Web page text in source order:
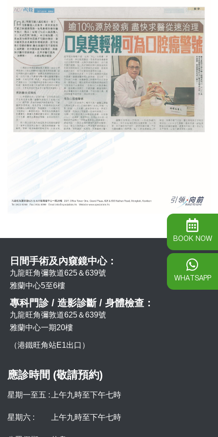
日間手術及內窺鏡中心：
九龍旺角彌敦道625＆639號
雅蘭中心5至6樓
專科門診 / 造影診斷 / 身體檢查：
九龍旺角彌敦道625＆639號
雅蘭中心一期20樓
（港鐵旺角站E1出口）
應診時間 (敬請預約)
星期一至五 : 上午九時至下午七時
星期六 : 上午九時至下午七時
BOOK NOW
WHATSAPP